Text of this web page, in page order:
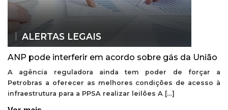
ALERTAS LEGAIS
ANP pode interferir em acordo sobre gás da União
A agência reguladora ainda tem poder de forçar a
Petrobras a oferecer as melhores condições de acesso à
infraestrutura para a PPSA realizar leilões A […]